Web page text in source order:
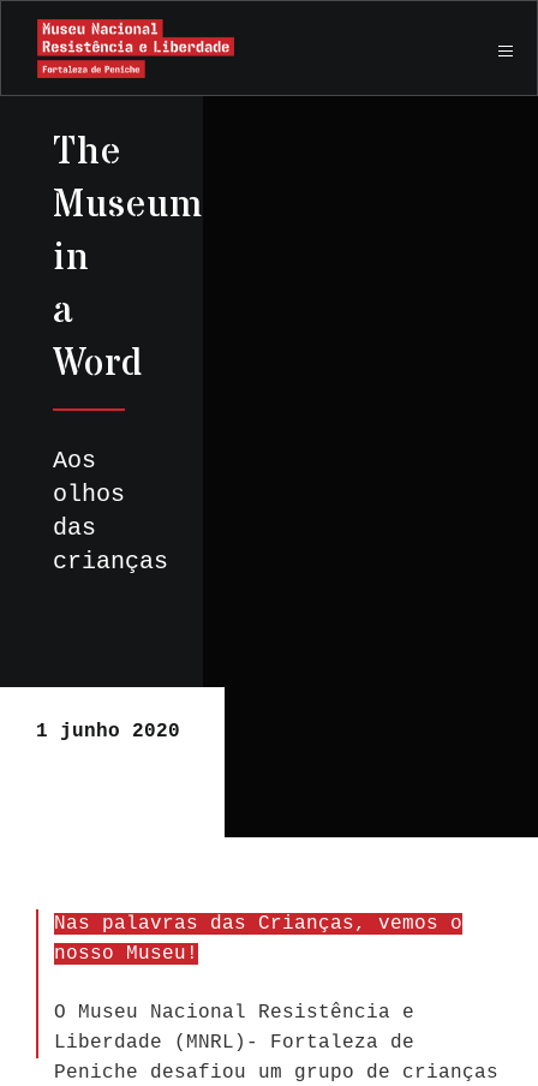
The
Museum
in
a
Word
Aos
olhos
das
crianças
1 junho 2020
Nas palavras das Crianças, vemos o
nosso Museu!
O Museu Nacional Resistência e
Liberdade (MNRL)- Fortaleza de
Peniche desafiou um grupo de crianças